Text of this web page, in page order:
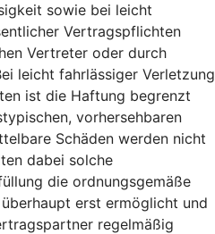
sowie bei leicht
Vertragspflichten
Vertreter oder durch
leicht fahrlässiger Verletzung
ist die Haftung begrenzt
vorhersehbaren
Schäden werden nicht
dabei solche
die ordnungsgemäße
erst ermöglicht und
regelmäßig